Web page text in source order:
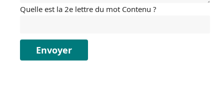
Quelle est la 2e lettre du mot Contenu ?